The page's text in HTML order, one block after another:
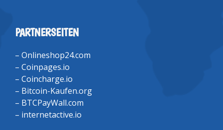
PARTNERSEITEN
– Onlineshop24.com
– Coinpages.io
– Coincharge.io
– Bitcoin-Kaufen.org
– BTCPayWall.com
– internetactive.io